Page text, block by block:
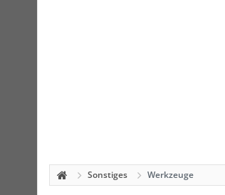
Sonstiges Werkzeuge